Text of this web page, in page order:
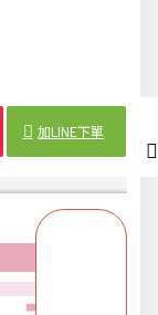
加LINE下單
保護
套
通
用
防
護